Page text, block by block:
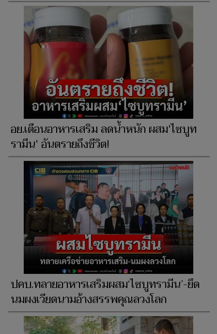
อย.เตือนอาหารเสริม ลดน้ำหนัก ผสม'ไซบูท
รามีน' อันตรายถึงชีวิต!
ปคบ.ทลายอาหารเสริมผสม‘ไซบูทรามีน’-ยึด
นมผงเวียดนามอ้างสรรพคุณลวงโลก